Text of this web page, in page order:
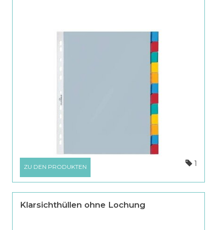
ZU DEN PRODUKTEN 1
Klarsichthüllen ohne Lochung